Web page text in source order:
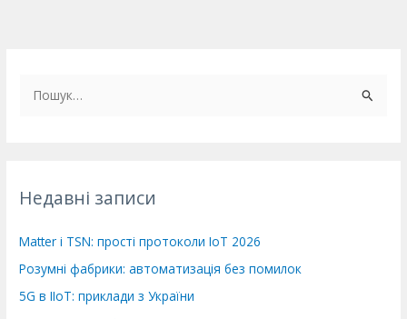
иНедавні записи
Matter і TSN: прості протоколи IoT 2026
Розумні фабрики: автоматизація без помилок
5G в IIoT: приклади з України